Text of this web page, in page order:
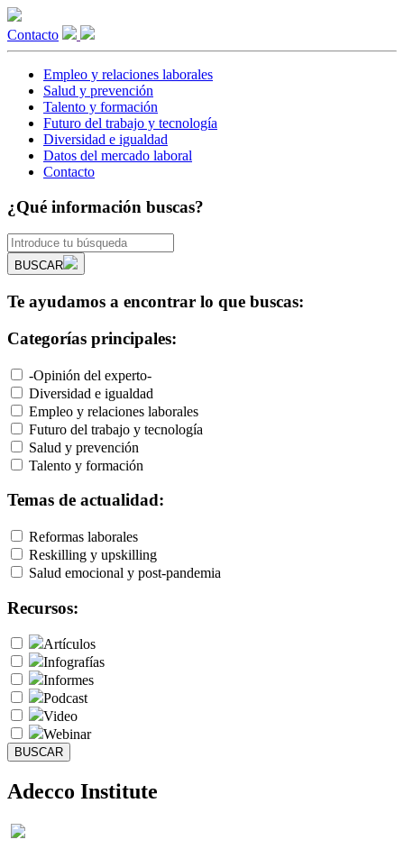
Contacto
Empleo y relaciones laborales
Salud y prevención
Talento y formación
Futuro del trabajo y tecnología
Diversidad e igualdad
Datos del mercado laboral
Contacto
¿Qué información buscas?
BUSCAR
Te ayudamos a encontrar lo que buscas:
Categorías principales:
-Opinión del experto-
Diversidad e igualdad
Empleo y relaciones laborales
Futuro del trabajo y tecnología
Salud y prevención
Talento y formación
Temas de actualidad:
Reformas laborales
Reskilling y upskilling
Salud emocional y post-pandemia
Recursos:
Artículos
Infografías
Informes
Podcast
Video
Webinar
BUSCAR
Adecco Institute